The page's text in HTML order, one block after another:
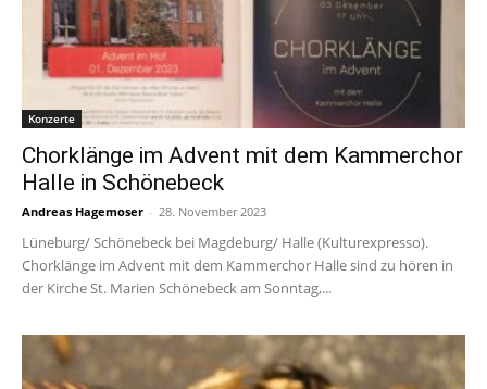
Konzerte
Chorklänge im Advent mit dem Kammerchor
Halle in Schönebeck
Andreas Hagemoser - 28. November 2023
Lüneburg/ Schönebeck bei Magdeburg/ Halle (Kulturexpresso).
Chorklänge im Advent mit dem Kammerchor Halle sind zu hören in
der Kirche St. Marien Schönebeck am Sonntag,...